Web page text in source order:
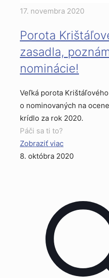
17. novembra 2020
Porota
zasadla,
nominácie!
Veľká porota
o nominovaných na
krídlo za rok 2020.
Páči sa ti to?
Zobraziť viac
8. októbra 2020